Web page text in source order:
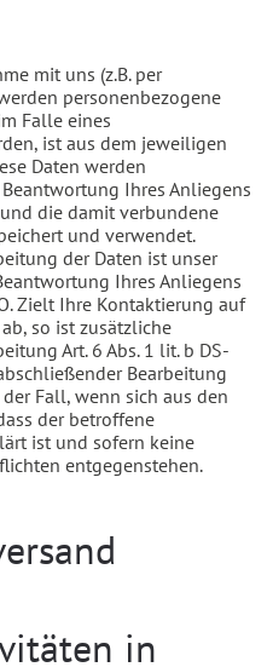
mit uns (z.B. per
personenbezogene
Falle eines
ist aus dem jeweiligen
Daten werden
Ihres Anliegens
die damit verbundene
und verwendet.
der Daten ist unser
Ihres Anliegens
Zielt Ihre Kontaktierung auf
so ist zusätzliche
Art. 6 Abs. 1 lit. b DS-
Bearbeitung
Fall, wenn sich aus den
der betroffene
ist und sofern keine
entgegenstehen.
in